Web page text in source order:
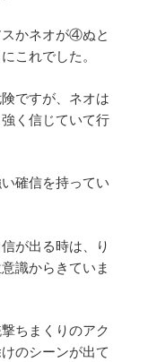
かネオが④ぬと
これでした。
ですが、ネオは
く信じていて行
確信を持ってい
が出る時は、り
識からきていま
ちまくりのアク
のシーンが出て